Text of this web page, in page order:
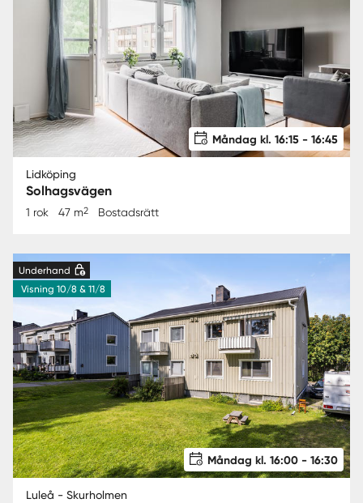
Måndag kl. 16:15 - 16:45
Lidköping
Solhagsvägen
1 rok 47 m2 Bostadsrätt
Underhand
Visning 10/8 & 11/8
Måndag kl. 16:00 - 16:30
Luleå - Skurholmen